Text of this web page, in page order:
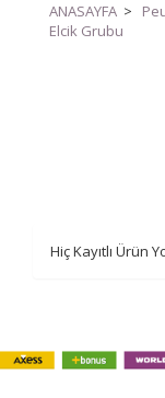
ANASAYFA >
Elcik Grubu
Hiç Kayıtlı Ürün